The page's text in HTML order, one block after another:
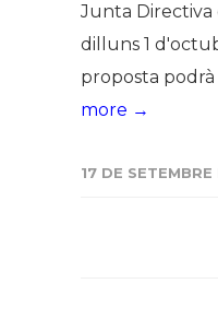
Junta
dilluns 1
proposta podrà
more →
17 DE